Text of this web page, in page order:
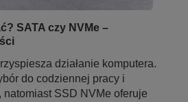
SATA czy NVMe –
działanie komputera.
do codziennej pracy i
natomiast SSD NVMe oferuje